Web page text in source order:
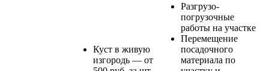
Куст в живую
изгородь — от
Разгрузо-
погрузочные
работы на участке
Перемещение
посадочного
материала по